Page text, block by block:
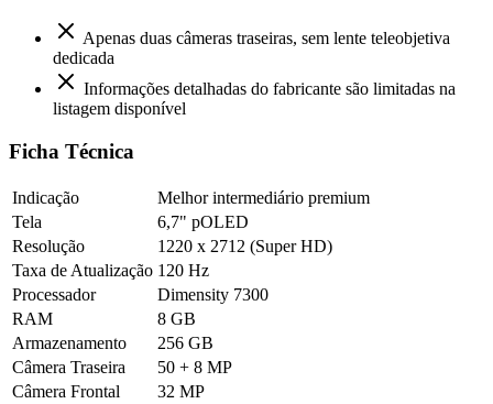
Apenas duas câmeras traseiras, sem lente teleobjetiva
dedicada
Informações detalhadas do fabricante são limitadas na
listagem disponível
Ficha Técnica
Indicação
Melhor intermediário premium
Tela
6,7" pOLED
Resolução
1220 x 2712 (Super HD)
Taxa de Atualização 120 Hz
Processador
Dimensity 7300
RAM
8 GB
Armazenamento
256 GB
Câmera Traseira
50 + 8 MP
Câmera Frontal
32 MP